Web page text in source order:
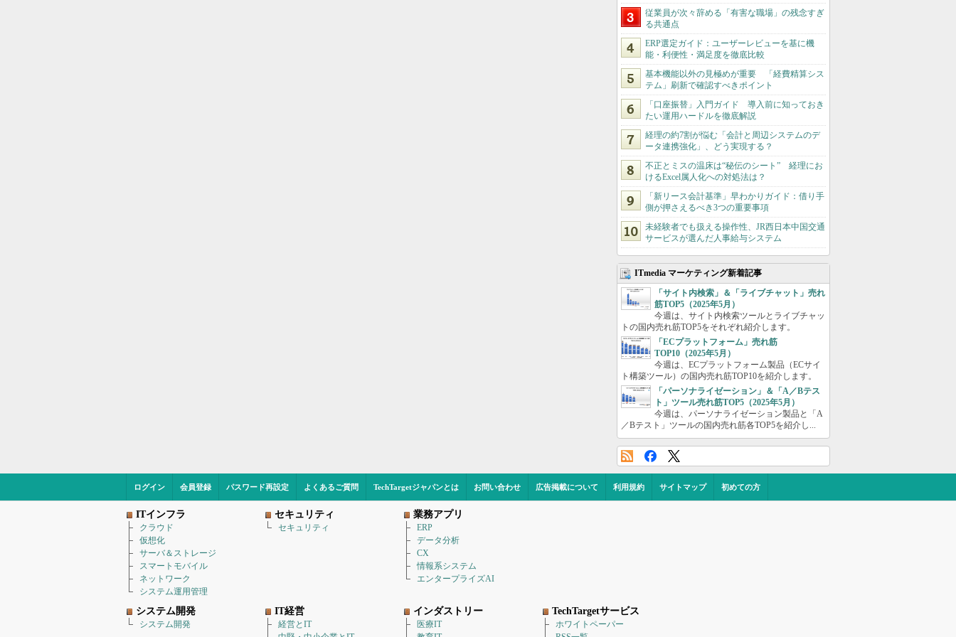
従業員が次々辞める「有害な職場」の残念すぎ
る共通点
ERP選定ガイド：ユーザーレビューを基に機
能・利便性・満足度を徹底比較
基本機能以外の見極めが重要 「経費精算シス
テム」刷新で確認すべきポイント
「口座振替」入門ガイド 導入前に知っておき
たい運用ハードルを徹底解説
経理の約7割が悩む「会計と周辺システムのデ
ータ連携強化」、どう実現する？
不正とミスの温床は“秘伝のシート” 経理にお
けるExcel属人化への対処法は？
「新リース会計基準」早わかりガイド：借り手
側が押さえるべき3つの重要事項
未経験者でも扱える操作性、JR西日本中国交通
サービスが選んだ人事給与システム
ITmedia マーケティング新着記事
「サイト内検索」＆「ライブチャット」売れ
筋TOP5（2025年5月）
今週は、サイト内検索ツールとライブチャッ
トの国内売れ筋TOP5をそれぞれ紹介します。
「ECプラットフォーム」売れ筋
TOP10（2025年5月）
今週は、ECプラットフォーム製品（ECサイ
ト構築ツール）の国内売れ筋TOP10を紹介します。
「パーソナライゼーション」＆「A／Bテス
ト」ツール売れ筋TOP5（2025年5月）
今週は、パーソナライゼーション製品と「A
／Bテスト」ツールの国内売れ筋各TOP5を紹介し...
ログイン 会員登録 パスワード再設定 よくあるご質問 TechTargetジャパンとは お問い合わせ 広告掲載について 利用規約 サイトマップ 初めての方
ITインフラ
クラウド
仮想化
サーバ＆ストレージ
スマートモバイル
ネットワーク
システム運用管理
セキュリティ
セキュリティ
業務アプリ
ERP
データ分析
CX
情報系システム
エンタープライズAI
システム開発
システム開発
IT経営
経営とIT
インダストリー
医療IT
TechTargetサービス
ホワイトペーパー